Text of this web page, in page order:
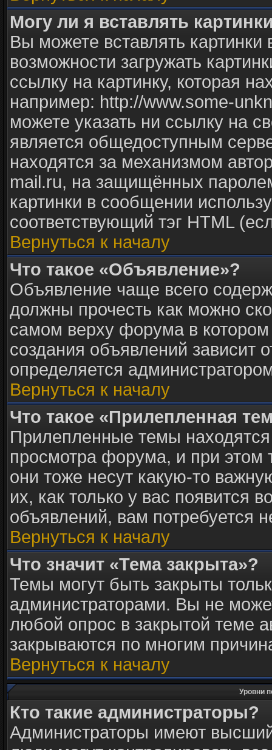
Могу ли я вставлять
Вы можете вставлять
возможности загружать
ссылку на картинку, которая
например: http://www.some-
можете указать ни ссылку на
является общедоступным
находятся за механизмом
mail.ru, на защищённых
картинки в сообщении
соответствующий тэг HTML
Вернуться к началу
Что такое «Объявление»?
Объявление чаще всего
должны прочесть как можно
самом верху форума в
создания объявлений зависит
определяется
Вернуться к началу
Что такое «Прилепленная
Прилепленные темы
просмотра форума, и при этом
они тоже несут какую-то
их, как только у вас появится
объявлений, вам потребуется
Вернуться к началу
Что значит «Тема закрыта»?
Темы могут быть закрыты
администраторами. Вы не
любой опрос в закрытой теме
закрываются по многим
Вернуться к началу
Уровни
Кто такие администраторы?
Администраторы имеют